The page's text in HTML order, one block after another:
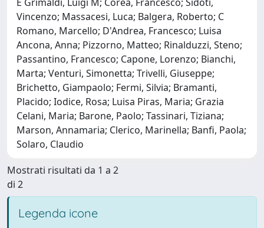
Vincenzo; Massacesi, Luca; Balgera, Roberto; C
Romano, Marcello; D'Andrea, Francesco; Luisa
Ancona, Anna; Pizzorno, Matteo; Rinalduzzi, Steno;
Passantino, Francesco; Capone, Lorenzo; Bianchi,
Marta; Venturi, Simonetta; Trivelli, Giuseppe;
Brichetto, Giampaolo; Fermi, Silvia; Bramanti,
Placido; Iodice, Rosa; Luisa Piras, Maria; Grazia
Celani, Maria; Barone, Paolo; Tassinari, Tiziana;
Marson, Annamaria; Clerico, Marinella; Banfi, Paola;
Solaro, Claudio
Mostrati risultati da 1 a 2
di 2
Legenda icone